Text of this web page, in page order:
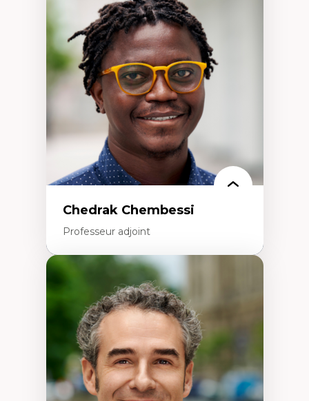
Discours sur la ville et représentations
Mosquées, formes et usages au Canada
Reconnaissance et représentations des
communautés immigrantes dans l'espace
urbain
Design architectural et urbain
Patrimoine et patrimonialisation
Études postcoloniales et décolonisation des
savoirs
Chedrak Chembessi
Professeur adjoint
Économie circulaire
Modèles d’affaires durables
Histoire des faits économiques
Gestion durable des ressources naturelles
Écologie industrielle
Aménagement durable du territoire
Développement régional
Coopératives
Télétravail en milieu rural francophone
Transition socio-écologique